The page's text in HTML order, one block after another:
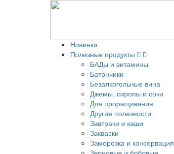
Новинки
Полезные продукты
БАДы и витамины
Батончики
Безалкогольные вина
Джемы, сиропы и соки
Для проращивания
Другие полезности
Завтраки и каши
Закваски
Заморозка и консервация